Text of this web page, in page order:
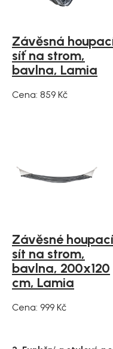
Závěsná
síť na strom,
bavlna, Lamia
Cena: 859 Kč
Závěsné houpací
sít na strom,
bavlna, 200x120
cm, Lamia
Cena: 999 Kč